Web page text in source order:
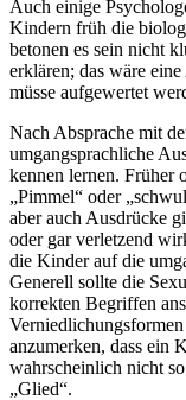
Auch einige
Kindern früh die
betonen es sein nicht
erklären; das wäre
müsse aufgewertet
Nach Absprache mit
umgangsprachliche
kennen lernen. Früher
„Pimmel“ oder
aber auch Ausdrücke
oder gar verletzend
die Kinder auf die
Generell sollte die
korrekten Begriffen
anzumerken, dass ein
wahrscheinlich nicht
„Glied“.